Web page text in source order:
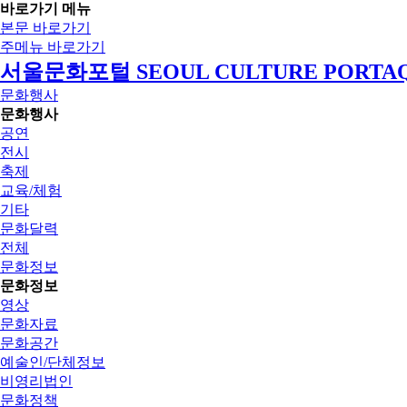
바로가기 메뉴
본문 바로가기
주메뉴 바로가기
서울문화포털 SEOUL CULTURE
문화행사
문화행사
공연
전시
축제
교육/체험
기타
문화달력
전체
문화정보
문화정보
영상
문화자료
문화공간
예술인/단체정보
비영리법인
문화정책